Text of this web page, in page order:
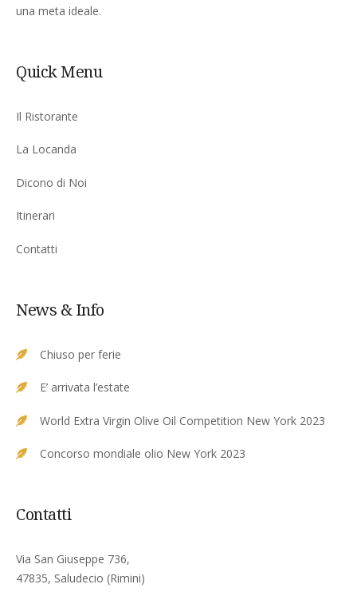
una meta ideale.
Quick Menu
Il Ristorante
La Locanda
Dicono di Noi
Itinerari
Contatti
News & Info
Chiuso per ferie
E’ arrivata l’estate
World Extra Virgin Olive Oil Competition New York 2023
Concorso mondiale olio New York 2023
Contatti
Via San Giuseppe 736,
47835, Saludecio (Rimini)